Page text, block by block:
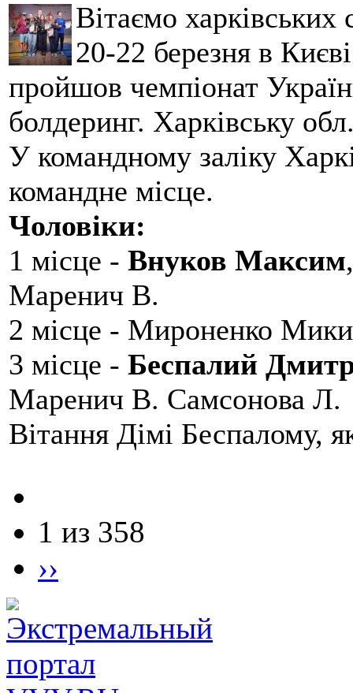
Вітаємо
20-22 березня в
пройшов чемпіонат
болдеринг. Харківську
У командному заліку
командне місце.
Чоловіки:
1 місце - Внуков Максим
Маренич В.
2 місце - Мироненко
3 місце - Беспалий
Маренич В. Самсонова Л.
Вітання Дімі Беспалому,
1 из 358
››